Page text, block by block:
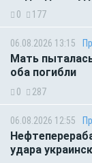
0 177
06.08.2026 13:15
Мать
оба погибли
0 287
06.08.2026 12:55
удара